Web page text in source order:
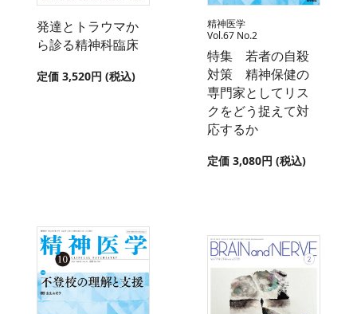
発達とトラウマか
ら診る精神科臨床
定価 3,520円 (税込)
精神医学
Vol.67 No.2
特集 若者の自殺
対策 精神保健の
専門家としてリス
クをどう捉えて対
応するか
定価 3,080円 (税込)